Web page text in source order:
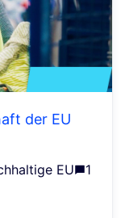
der EU
EU
1